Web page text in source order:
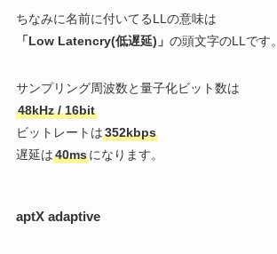
ちなみに名前に付いてるLLの意味は
「Low Latencry(低遅延)」 の頭文字のLLです。
サンプリング周波数と量子化ビット数は
48kHz / 16bit
ビットレートは352kbps
遅延は40msになります。
aptX adaptive